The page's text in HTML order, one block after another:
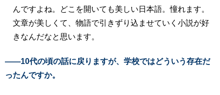
んですよね。どこを開いても美しい日本語。憧れます。
文章が美しくて、物語で引きずり込ませていく小説が好
きなんだなと思います。
――10代の頃の話に戻りますが、学校ではどういう存在だ
ったんですか。